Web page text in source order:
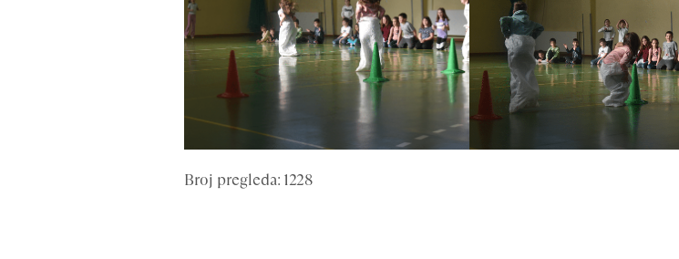
Broj pregleda: 1228